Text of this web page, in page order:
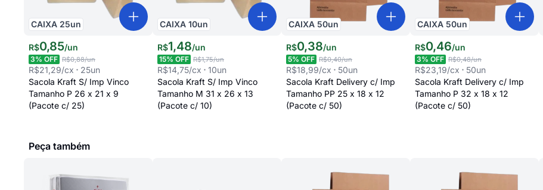
CAIXA 25un
R$0,85/un
3% OFF R$0,88/un
R$21,29/cx 25un
Sacola Kraft S/ Imp Vinco
Tamanho P 26 x 21 x 9
(Pacote c/ 25)
CAIXA 10un
R$1,48/un
15% OFF R$1,75/un
R$14,75/cx 10un
Sacola Kraft S/ Imp Vinco
Tamanho M 31 x 26 x 13
(Pacote c/ 10)
CAIXA 50un
R$0,38/un
5% OFF R$0,40/un
R$18,99/cx 50un
Sacola Kraft Delivery c/ Imp
Tamanho PP 25 x 18 x 12
(Pacote c/ 50)
CAIXA 50un
R$0,46/un
3% OFF R$0,48/un
R$23,19/cx 50un
Sacola Kraft Delivery c/ Imp
Tamanho P 32 x 18 x 12
(Pacote c/ 50)
Peça também